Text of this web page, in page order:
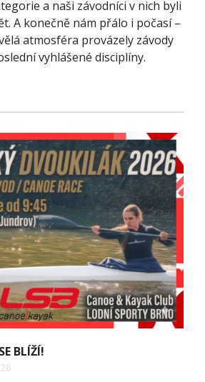
a naši závodníci v nich byli
A konečně nám přálo i počasí –
atmosféra provázely závody
vyhlášené disciplíny.
BLÍŽÍ!